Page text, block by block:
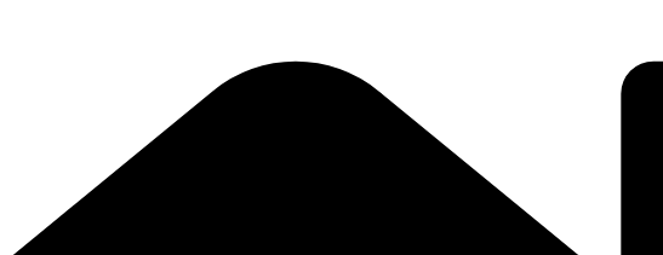
iar rezultatele vor depăși cu siguranță așteptările tale.